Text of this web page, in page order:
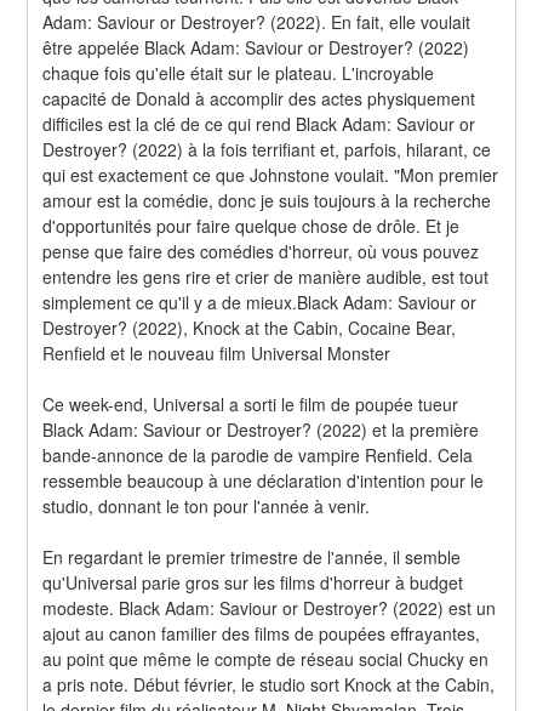
Adam: Saviour or Destroyer? (2022). En fait, elle voulait
être appelée Black Adam: Saviour or Destroyer? (2022)
chaque fois qu'elle était sur le plateau. L'incroyable
capacité de Donald à accomplir des actes physiquement
difficiles est la clé de ce qui rend Black Adam: Saviour or
Destroyer? (2022) à la fois terrifiant et, parfois, hilarant, ce
qui est exactement ce que Johnstone voulait. "Mon premier
amour est la comédie, donc je suis toujours à la recherche
d'opportunités pour faire quelque chose de drôle. Et je
pense que faire des comédies d'horreur, où vous pouvez
entendre les gens rire et crier de manière audible, est tout
simplement ce qu'il y a de mieux.Black Adam: Saviour or
Destroyer? (2022), Knock at the Cabin, Cocaine Bear,
Renfield et le nouveau film Universal Monster
Ce week-end, Universal a sorti le film de poupée tueur
Black Adam: Saviour or Destroyer? (2022) et la première
bande-annonce de la parodie de vampire Renfield. Cela
ressemble beaucoup à une déclaration d'intention pour le
studio, donnant le ton pour l'année à venir.
En regardant le premier trimestre de l'année, il semble
qu'Universal parie gros sur les films d'horreur à budget
modeste. Black Adam: Saviour or Destroyer? (2022) est un
ajout au canon familier des films de poupées effrayantes,
au point que même le compte de réseau social Chucky en
a pris note. Début février, le studio sort Knock at the Cabin,